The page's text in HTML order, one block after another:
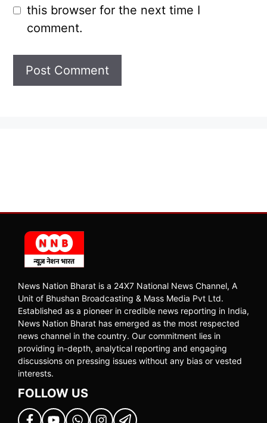
this browser for the next time I
comment.
News Nation Bharat is a 24X7 National News Channel, A
Unit of Bhushan Broadcasting & Mass Media Pvt Ltd.
Established as a pioneer in credible news reporting in India,
News Nation Bharat has emerged as the most respected
news channel in the country. Our commitment lies in
providing in-depth, analytical reporting and engaging
discussions on pressing issues without any bias or vested
interests.
FOLLOW US